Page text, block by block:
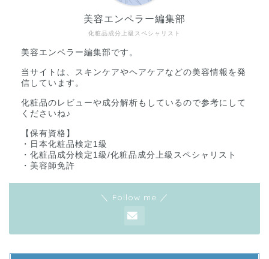
化粧品成分上級スペシャリスト
美容エンペラー編集部
美容エンペラー編集部です。
当サイトは、スキンケアやヘアケアなどの美容情報を発
信しています。
化粧品のレビューや成分解析もしているので参考にして
くださいね♪
【保有資格】
・日本化粧品検定1級
・化粧品成分検定1級/化粧品成分上級スペシャリスト
・美容師免許
＼ Follow me ／